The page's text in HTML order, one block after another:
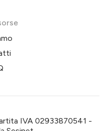
IVA 02933870541 -